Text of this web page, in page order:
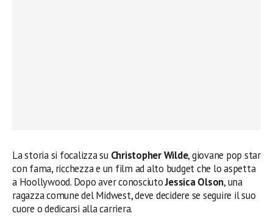
La storia si focalizza suChristopher Wilde, giovane pop star
con fama, ricchezza e un film ad alto budget che lo aspetta
a Hoollywood. Dopo aver conosciutoJessica Olson, una
ragazza comune del Midwest, deve decidere se seguire il suo
cuore o dedicarsi alla carriera.